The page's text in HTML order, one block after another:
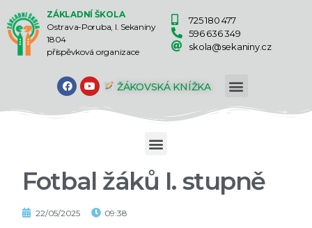
ZÁKLADNÍ ŠKOLA
Ostrava-Poruba, I. Sekaniny
1804
příspěvková organizace
725 180 477
596 636 349
skola@sekaniny.cz
ŽÁKOVSKÁ KNÍŽKA
Fotbal žáků I. stupně
22/05/2025 09:38